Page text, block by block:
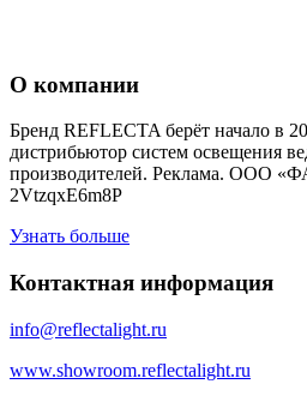
О компании
Бренд REFLEСTA берёт начало в
дистрибьютор систем освещения
производителей. Реклама. ООО
2VtzqxE6m8P
Узнать больше
Контактная информация
info@reflectalight.ru
www.showroom.reflectalight.ru